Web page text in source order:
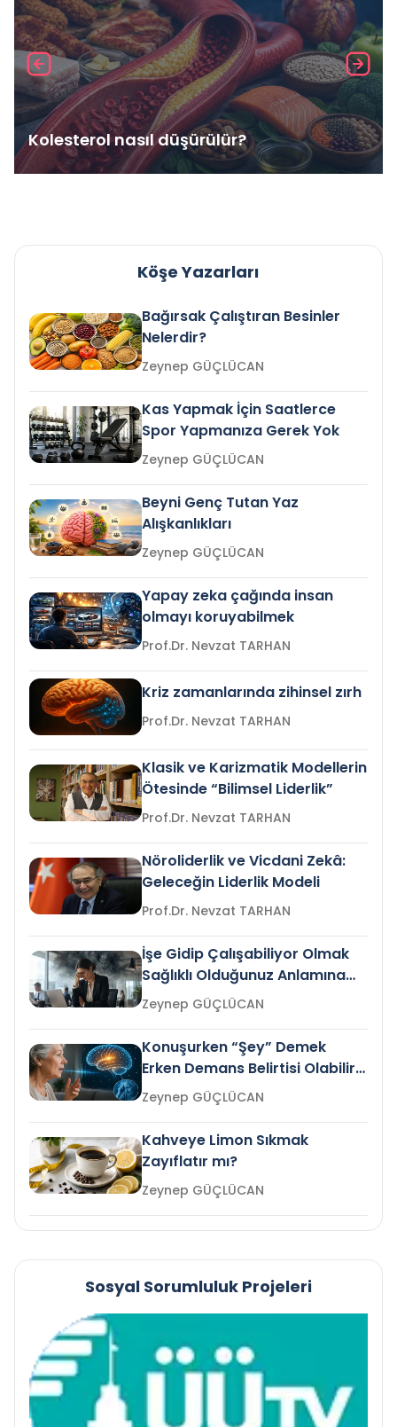
Kolesterol nasıl düşürülür?
Köşe Yazarları
Bağırsak Çalıştıran Besinler
Nelerdir?
Zeynep GÜÇLÜCAN
Kas Yapmak İçin Saatlerce
Spor Yapmanıza Gerek Yok
Zeynep GÜÇLÜCAN
Beyni Genç Tutan Yaz
Alışkanlıkları
Zeynep GÜÇLÜCAN
Yapay zeka çağında insan
olmayı koruyabilmek
Prof.Dr. Nevzat TARHAN
Kriz zamanlarında zihinsel zırh
Prof.Dr. Nevzat TARHAN
Klasik ve Karizmatik Modellerin
Ötesinde “Bilimsel Liderlik”
Prof.Dr. Nevzat TARHAN
Nöroliderlik ve Vicdani Zekâ:
Geleceğin Liderlik Modeli
Prof.Dr. Nevzat TARHAN
İşe Gidip Çalışabiliyor Olmak
Sağlıklı Olduğunuz Anlamına
Gelir mi?Zeynep GÜÇLÜCAN
Konuşurken “Şey” Demek
Erken Demans Belirtisi Olabilir
mi?
Zeynep GÜÇLÜCAN
Kahveye Limon Sıkmak
Zayıflatır mı?
Zeynep GÜÇLÜCAN
Sosyal Sorumluluk Projeleri